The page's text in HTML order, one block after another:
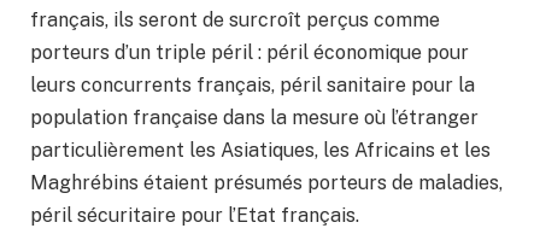
français, ils seront de surcroît perçus comme
porteurs d’un triple péril : péril économique pour
leurs concurrents français, péril sanitaire pour la
population française dans la mesure où l’étranger
particulièrement les Asiatiques, les Africains et les
Maghrébins étaient présumés porteurs de maladies,
péril sécuritaire pour l’Etat français.